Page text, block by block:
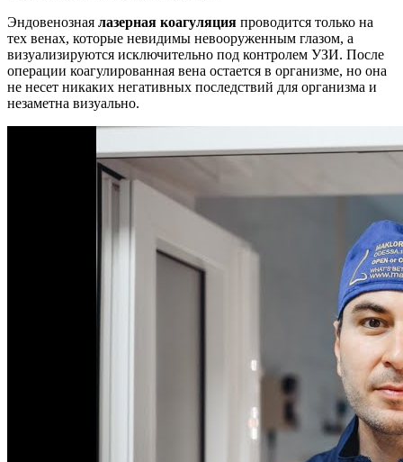
Эндовенозная лазерная коагуляция проводится только на
тех венах, которые невидимы невооруженным глазом, а
визуализируются исключительно под контролем УЗИ. После
операции коагулированная вена остается в организме, но она
не несет никаких негативных последствий для организма и
незаметна визуально.